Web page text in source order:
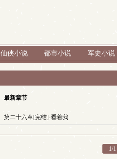
仙侠小说 都市小说 军史小说
最新章节
第二十六章[完结]-看着我
1/1